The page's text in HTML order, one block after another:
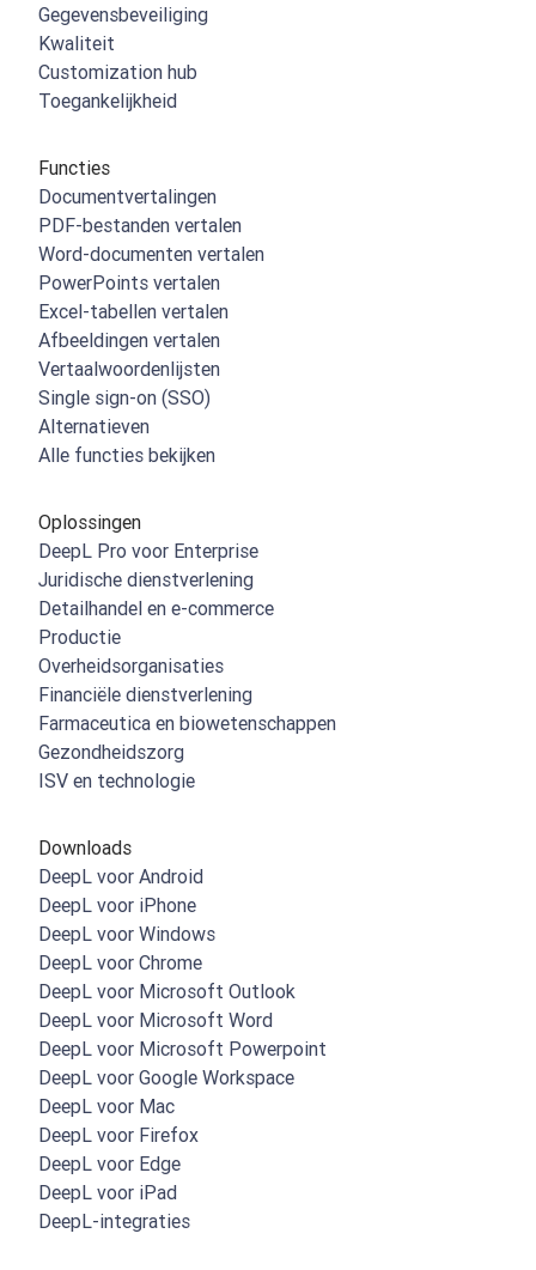
Gegevensbeveiliging
Kwaliteit
Customization hub
Toegankelijkheid
Functies
Documentvertalingen
PDF-bestanden vertalen
Word-documenten vertalen
PowerPoints vertalen
Excel-tabellen vertalen
Afbeeldingen vertalen
Vertaalwoordenlijsten
Single sign-on (SSO)
Alternatieven
Alle functies bekijken
Oplossingen
DeepL Pro voor Enterprise
Juridische dienstverlening
Detailhandel en e-commerce
Productie
Overheidsorganisaties
Financiële dienstverlening
Farmaceutica en biowetenschappen
Gezondheidszorg
ISV en technologie
Downloads
DeepL voor Android
DeepL voor iPhone
DeepL voor Windows
DeepL voor Chrome
DeepL voor Microsoft Outlook
DeepL voor Microsoft Word
DeepL voor Microsoft Powerpoint
DeepL voor Google Workspace
DeepL voor Mac
DeepL voor Firefox
DeepL voor Edge
DeepL voor iPad
DeepL-integraties